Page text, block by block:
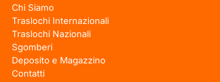
Chi Siamo
Traslochi Internazionali
Traslochi Nazionali
Sgomberi
Deposito e Magazzino
Contatti